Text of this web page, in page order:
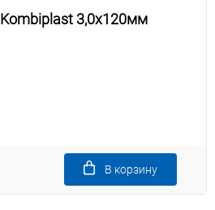
Kombiplast 3,0x120мм
В корзину